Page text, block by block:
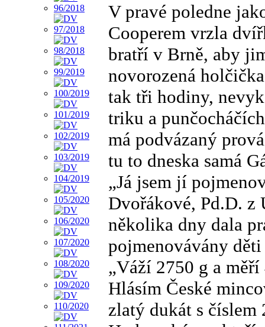
V pravé poledne
Cooperem vrzla
bratří v Brně, aby
novorozená
tak tři hodiny,
triku a
má podvázaný
tu to dneska samá
„Já jsem jí
Dvořákové, Pd.D. z
několika dny dala
pojmenovávány
„Váží 2750 g a
Hlásím České
zlatý dukát s číslem